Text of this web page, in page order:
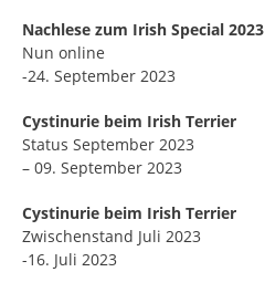
Nachlese zum Irish Special 2023
Nun online
-24. September 2023
Cystinurie beim Irish Terrier
Status September 2023
– 09. September 2023
Cystinurie beim Irish Terrier
Zwischenstand Juli 2023
-16. Juli 2023